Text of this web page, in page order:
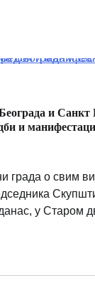
и Санкт
и
града о свим
у Старом